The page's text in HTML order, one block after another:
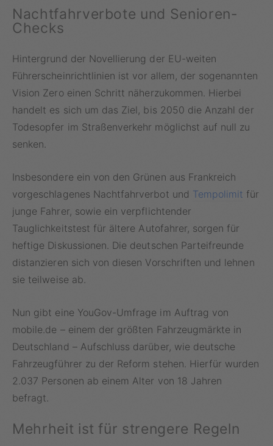
Nachtfahrverbote und Senioren-
Checks
Hintergrund der Novellierung der EU-weiten
Führerscheinrichtlinien ist vor allem, der sogenannten
Vision Zero einen Schritt näherzukommen. Hierbei
handelt es sich um das Ziel, bis 2050 die Anzahl der
Todesopfer im Straßenverkehr möglichst auf null zu
senken.
Insbesondere ein von den Grünen aus Frankreich
vorgeschlagenes Nachtfahrverbot und Tempolimit für
junge Fahrer, sowie ein verpflichtender
Tauglichkeitstest für ältere Autofahrer, sorgen für
heftige Diskussionen. Die deutschen Parteifreunde
distanzieren sich von diesen Vorschriften und lehnen
sie teilweise ab.
Nun gibt eine YouGov-Umfrage im Auftrag von
mobile.de – einem der größten Fahrzeugmärkte in
Deutschland – Aufschluss darüber, wie deutsche
Fahrzeugführer zu der Reform stehen. Hierfür wurden
2.037 Personen ab einem Alter von 18 Jahren
befragt.
Mehrheit ist für strengere Regeln